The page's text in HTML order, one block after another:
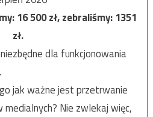
16 500zł, zebraliśmy:1351
zł.
dla funkcjonowania
jak ważne jest przetrwanie
Nie zwlekaj więc,